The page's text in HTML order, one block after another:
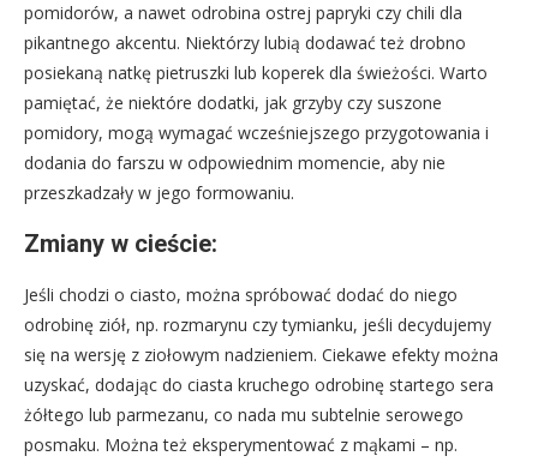
pomidorów, a nawet odrobina ostrej papryki czy chili dla
pikantnego akcentu. Niektórzy lubią dodawać też drobno
posiekaną natkę pietruszki lub koperek dla świeżości. Warto
pamiętać, że niektóre dodatki, jak grzyby czy suszone
pomidory, mogą wymagać wcześniejszego przygotowania i
dodania do farszu w odpowiednim momencie, aby nie
przeszkadzały w jego formowaniu.
Zmiany w cieście:
Jeśli chodzi o ciasto, można spróbować dodać do niego
odrobinę ziół, np. rozmarynu czy tymianku, jeśli decydujemy
się na wersję z ziołowym nadzieniem. Ciekawe efekty można
uzyskać, dodając do ciasta kruchego odrobinę startego sera
żółtego lub parmezanu, co nada mu subtelnie serowego
posmaku. Można też eksperymentować z mąkami – np.